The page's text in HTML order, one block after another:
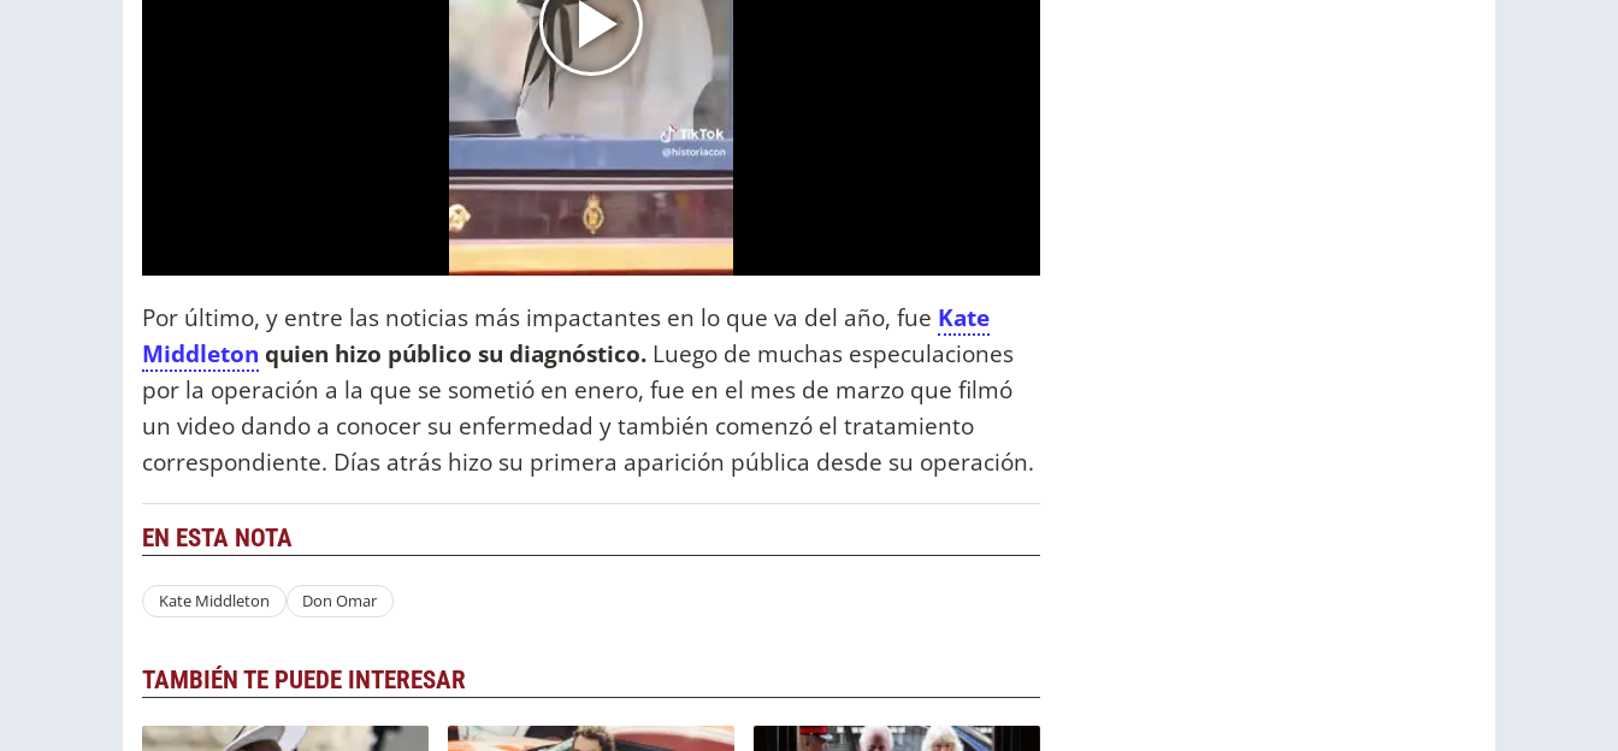
Por último, y entre las noticias más impactantes en lo que va del año, fue Kate
Middleton quien hizo público su diagnóstico. Luego de muchas especulaciones
por la operación a la que se sometió en enero, fue en el mes de marzo que filmó
un video dando a conocer su enfermedad y también comenzó el tratamiento
correspondiente. Días atrás hizo su primera aparición pública desde su operación.
EN ESTA NOTA
Kate Middleton Don Omar
TAMBIÉN TE PUEDE INTERESAR